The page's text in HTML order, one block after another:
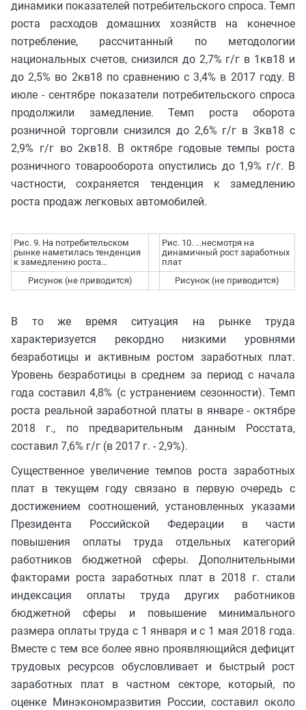
динамики показателей потребительского спроса. Темп
роста расходов домашних хозяйств на конечное
потребление, рассчитанный по методологии
национальных счетов, снизился до 2,7% г/г в 1кв18 и
до 2,5% во 2кв18 по сравнению с 3,4% в 2017 году. В
июле - сентябре показатели потребительского спроса
продолжили замедление. Темп роста оборота
розничной торговли снизился до 2,6% г/г в 3кв18 с
2,9% г/г во 2кв18. В октябре годовые темпы роста
розничного товарооборота опустились до 1,9% г/г. В
частности, сохраняется тенденция к замедлению
роста продаж легковых автомобилей.
Рис. 9. На потребительском
рынке наметилась тенденция
к замедлению роста...
Рис. 10. ...несмотря на
динамичный рост заработных
плат
Рисунок (не приводится)
Рисунок (не приводится)
В то же время ситуация на рынке труда
характеризуется рекордно низкими уровнями
безработицы и активным ростом заработных плат.
Уровень безработицы в среднем за период с начала
года составил 4,8% (с устранением сезонности). Темп
роста реальной заработной платы в январе - октябре
2018 г., по предварительным данным Росстата,
составил 7,6% г/г (в 2017 г. - 2,9%).
Существенное увеличение темпов роста заработных
плат в текущем году связано в первую очередь с
достижением соотношений, установленных указами
Президента Российской Федерации в части
повышения оплаты труда отдельных категорий
работников бюджетной сферы. Дополнительными
факторами роста заработных плат в 2018 г. стали
индексация оплаты труда других работников
бюджетной сферы и повышение минимального
размера оплаты труда с 1 января и с 1 мая 2018 года.
Вместе с тем все более явно проявляющийся дефицит
трудовых ресурсов обусловливает и быстрый рост
заработных плат в частном секторе, который, по
оценке Минэкономразвития России, составил около